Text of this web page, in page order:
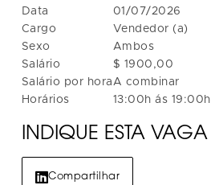
Data
Cargo
Sexo
Salário
Salário por hora
Horários
01/07/2026
Vendedor (a)
Ambos
$ 1900,00
A combinar
13:00h ás 19:00h
INDIQUE ESTA VAGA
Compartilhar